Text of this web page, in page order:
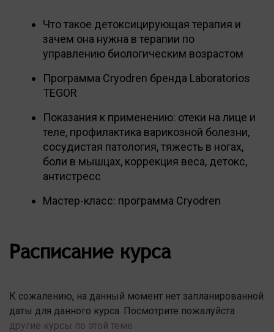
Что такое детоксицирующая терапия и
зачем она нужна в терапии по
управлению биологическим возрастом
Программа Cryodren бренда Laboratorios
TEGOR
Показания к применению: отеки на лице и
теле, профилактика варикозной болезни,
сосудистая патология, тяжесть в ногах,
боли в мышцах, коррекция веса, детокс,
антистресс
Мастер-класс: программа Cryodren
Расписание курса
К сожалению, на данный момент нет запланированной
даты для данного курса. Посмотрите пожалуйста
другие курсы по этой теме